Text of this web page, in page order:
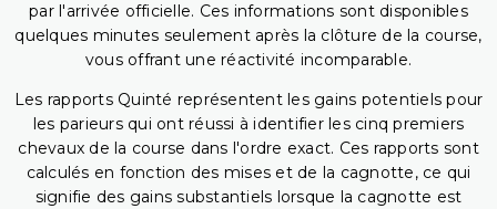
par l'arrivée officielle. Ces informations sont disponibles
quelques minutes seulement après la clôture de la course,
vous offrant une réactivité incomparable.
Les rapports Quinté représentent les gains potentiels pour
les parieurs qui ont réussi à identifier les cinq premiers
chevaux de la course dans l'ordre exact. Ces rapports sont
calculés en fonction des mises et de la cagnotte, ce qui
signifie des gains substantiels lorsque la cagnotte est